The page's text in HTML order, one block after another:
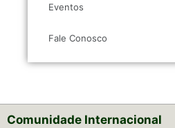
Eventos
Fale Conosco
Comunidade Internacional